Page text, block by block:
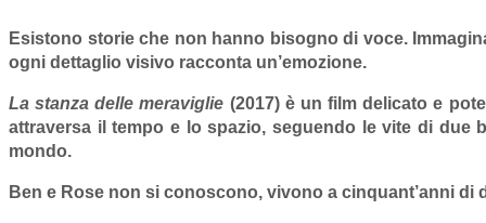
Esistono storie che non hanno bisogno di voce.
ogni dettaglio visivo racconta un’emozione.
La stanza delle meraviglie (2017) è un film delicato e
attraversa il tempo e lo spazio, seguendo le vite di due
mondo.
Ben e Rose non si conoscono, vivono a cinquant’anni di